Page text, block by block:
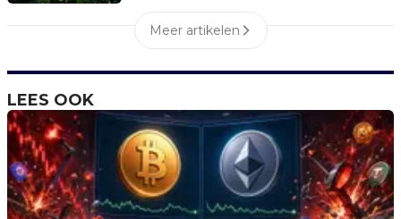
Meer artikelen
LEES OOK